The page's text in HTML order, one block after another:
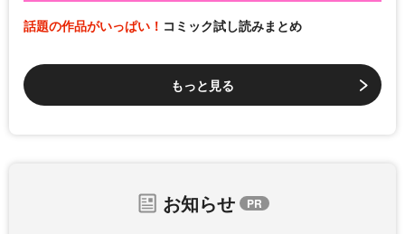
話題の作品がいっぱい！ コミック試し読みまとめ
もっと見る
お知らせ